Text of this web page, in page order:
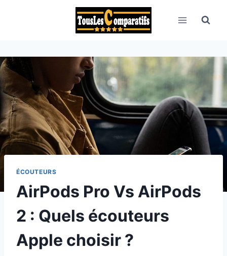
ÉCOUTEURS
AirPods Pro Vs AirPods
2 : Quels écouteurs
Apple choisir ?